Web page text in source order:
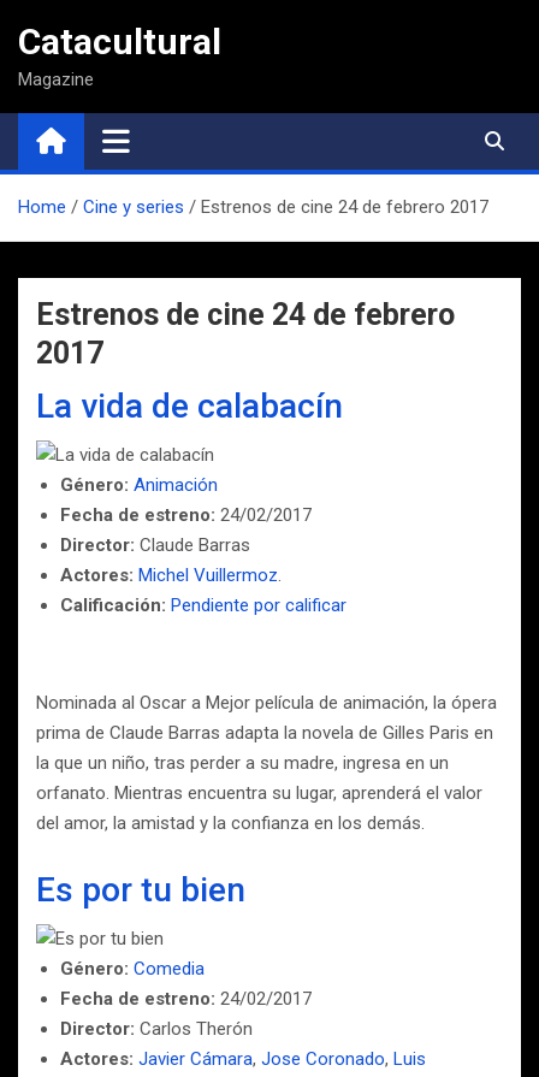
contenido
Catacultural
Magazine
Home Cine y series Estrenos de cine 24 de febrero 2017
Estrenos de cine 24 de febrero
2017
La vida de calabacín
Género: Animación
Fecha de estreno: 24/02/2017
Director: Claude Barras
Actores: Michel Vuillermoz.
Calificación: Pendiente por calificar
Nominada al Oscar a Mejor película de animación, la ópera
prima de Claude Barras adapta la novela de Gilles Paris en
la que un niño, tras perder a su madre, ingresa en un
orfanato. Mientras encuentra su lugar, aprenderá el valor
del amor, la amistad y la confianza en los demás.
Es por tu bien
Género: Comedia
Fecha de estreno: 24/02/2017
Director: Carlos Therón
Actores: Javier Cámara, Jose Coronado, Luis